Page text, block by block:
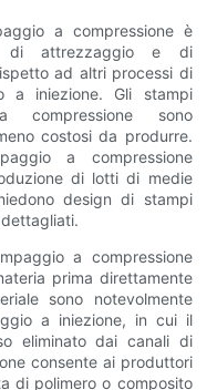
a compressione è
di attrezzaggio e di
ad altri processi di
a iniezione. Gli stampi
compressione sono
costosi da produrre.
a compressione
di lotti di medie
design di stampi
a compressione
prima direttamente
sono notevolmente
a iniezione, in cui il
eliminato dai canali di
consente ai produttori
di polimero o composito